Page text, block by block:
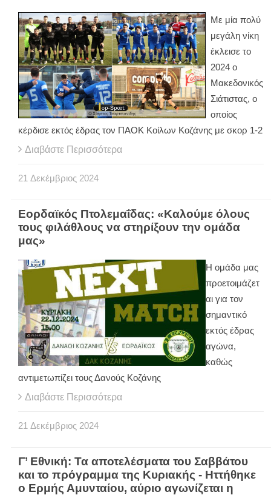
Με μία πολύ
μεγάλη νίκη
έκλεισε το
2024 ο
Μακεδονικός
Σιάτιστας, ο
οποίος
κέρδισε εκτός έδρας τον ΠΑΟΚ Κοίλων Κοζάνης με σκορ 1-2
Διαβάστε Περισσότερα
21 Δεκέμβριος 2024
Εορδαϊκός Πτολεμαΐδας: «Καλούμε όλους
τους φιλάθλους να στηρίξουν την ομάδα
μας»
Η ομάδα μας
προετοιμάζετ
αι για τον
σημαντικό
εκτός έδρας
αγώνα,
καθώς
αντιμετωπίζει τους Δανούς Κοζάνης
Διαβάστε Περισσότερα
21 Δεκέμβριος 2024
Γ’ Εθνική: Τα αποτελέσματα του Σαββάτου
και το πρόγραμμα της Κυριακής - Ηττήθηκε
ο Ερμής Αμυνταίου, αύριο αγωνίζεται η